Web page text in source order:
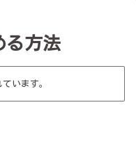
る方法
います。